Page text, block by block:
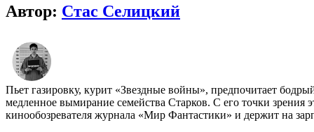
Автор: Стас Селицкий
Пьет газировку, курит «Звездные войны», предпочитает
медленное вымирание семейства Старков. С его точки зрения
кинообозревателя журнала «Мир Фантастики» и держит на